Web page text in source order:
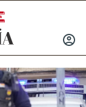
INICIAR